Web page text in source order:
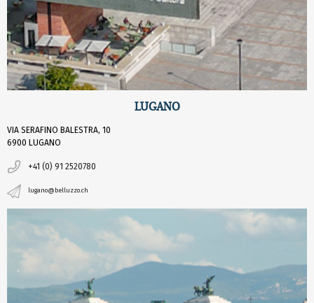
LUGANO
VIA SERAFINO BALESTRA, 10
6900 LUGANO
+41 (0) 91 2520780
lugano@belluzzo.ch